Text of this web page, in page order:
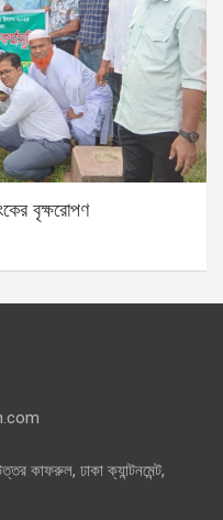
বৃক্ষরোপণ
কাফরুল, ঢাকা ক্যান্টনমেন্ট,